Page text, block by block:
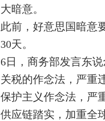
大暗意。
此前，好意思国暗意
30天。
6日，商务部发言东
关税的作念法，严重
保护主义作念法，严
供应链踏实，加重全